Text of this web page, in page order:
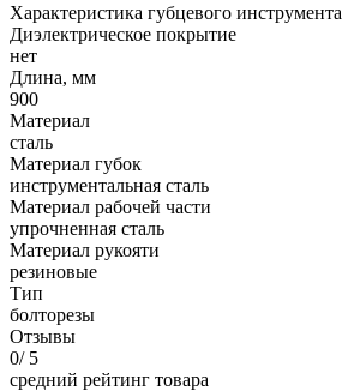
Характеристика губцевого инструмента
Диэлектрическое покрытие
нет
Длина, мм
900
Материал
сталь
Материал губок
инструментальная сталь
Материал рабочей части
упрочненная сталь
Материал рукояти
резиновые
Тип
болторезы
Отзывы
0/ 5
средний рейтинг товара